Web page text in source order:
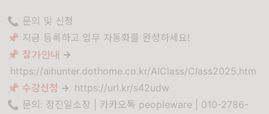
📞 문의 및 신청
📌 지금 등록하고 업무 자동화를 완성하세요!
📌 참가안내 →
https://aihunter.dothome.co.kr/AIClass/Class2025.htm
📌 수강신청 → https://url.kr/s42udw
📞 문의: 정진일소장 | 카카오톡 peopleware | 010-2786-